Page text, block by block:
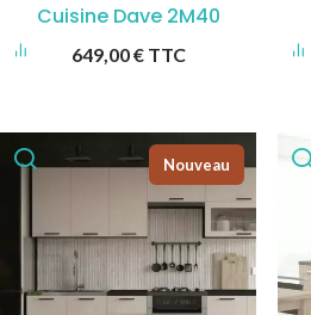
Cuisine Dave 2M40
649,00€ TTC
Nouveau